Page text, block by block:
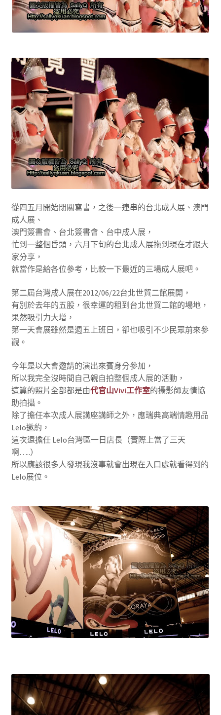
從四五月開始閉關寫書，之後一連串的台北成人展、澳門
成人展、
澳門簽書會、台北簽書會、台中成人展，
忙到一整個昏頭，六月下旬的台北成人展拖到現在才跟大
家分享，
就當作是給各位參考，比較一下最近的三場成人展吧。
第二屆台灣成人展在2012/06/22台北世貿二館展開，
有別於去年的五股，很幸運的租到台北世貿二館的場地，
果然吸引力大增，
第一天會展雖然是週五上班日，卻也吸引不少民眾前來參
觀。
今年是以大會邀請的演出來賓身分參加，
所以我完全沒時間自己親自拍整個成人展的活動，
這篇的照片全部都是由代官山Vivi工作室的攝影師友情協
助拍攝。
除了擔任本次成人展講座講師之外，應瑞典高端情趣用品
Lelo邀約，
這次還擔任 Lelo台灣區一日店長（實際上當了三天
啊…..）
所以應該很多人發現我沒事就會出現在入口處就看得到的
Lelo展位。